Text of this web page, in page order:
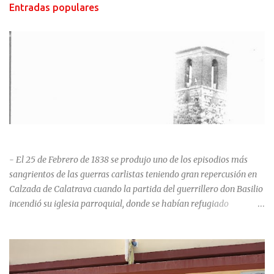
Entradas populares
- El 25 de Febrero de 1838 se produjo uno de los episodios más
sangrientos de las guerras carlistas teniendo gran repercusión en
Calzada de Calatrava cuando la partida del guerrillero don Basilio
incendió su iglesia parroquial, donde se habían refugiado
población se inclinó por el bando Carlista. Según Madoz, murieron
163 personas que "se defendieron heroicamente muriendo como